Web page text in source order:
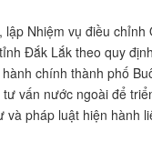
Nhiệm vụ điều
Đắk Lắk theo quy
chính thành phố
vấn nước ngoài để
pháp luật hiện hành